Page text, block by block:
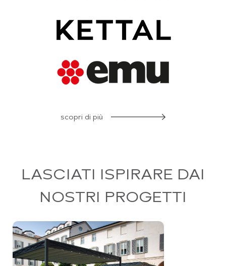
scopri di più
LASCIATI ISPIRARE DAI
NOSTRI PROGETTI